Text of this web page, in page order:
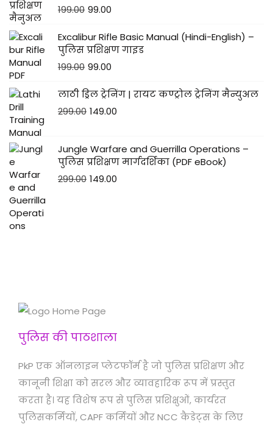
199.00 99.00
Excalibur Rifle Basic Manual (Hindi-English) –
पुलिस प्रशिक्षण गाइड
199.00 99.00
लाठी ड्रिल ट्रेनिंग | रायट कण्ट्रोल ट्रेनिंग मैन्युअल
299.00 149.00
Jungle Warfare and Guerrilla Operations –
पुलिस प्रशिक्षण मार्गदर्शिका (PDF eBook)
299.00 149.00
पुलिस की पाठशाला
PkP एक ऑनलाइन प्लेटफॉर्म है जो पुलिस प्रशिक्षण और
कानूनी शिक्षा को सरल और व्यावहारिक रूप में प्रस्तुत
करता है। यह विशेष रूप से पुलिस प्रशिक्षुओं, कार्यरत
पुलिसकर्मियों, CAPF कर्मियों और NCC कैडेट्स के लिए